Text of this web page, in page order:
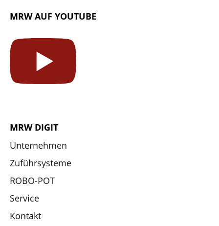
MRW AUF YOUTUBE
MRW DIGIT
Unternehmen
Zuführsysteme
ROBO-POT
Service
Kontakt